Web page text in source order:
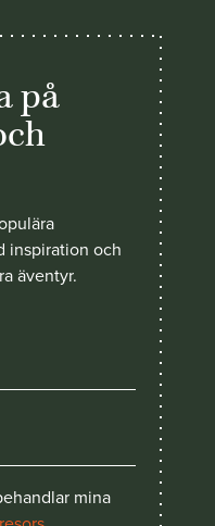
på
inspiration och
äventyr.
mina